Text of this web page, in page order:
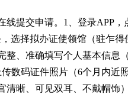
线提交申请。1、登录APP，
选择拟办证使领馆（驻乍得
整、准确填写个人基本信息
数码证件照片（6个月内近
清晰、可见双耳、不戴帽饰